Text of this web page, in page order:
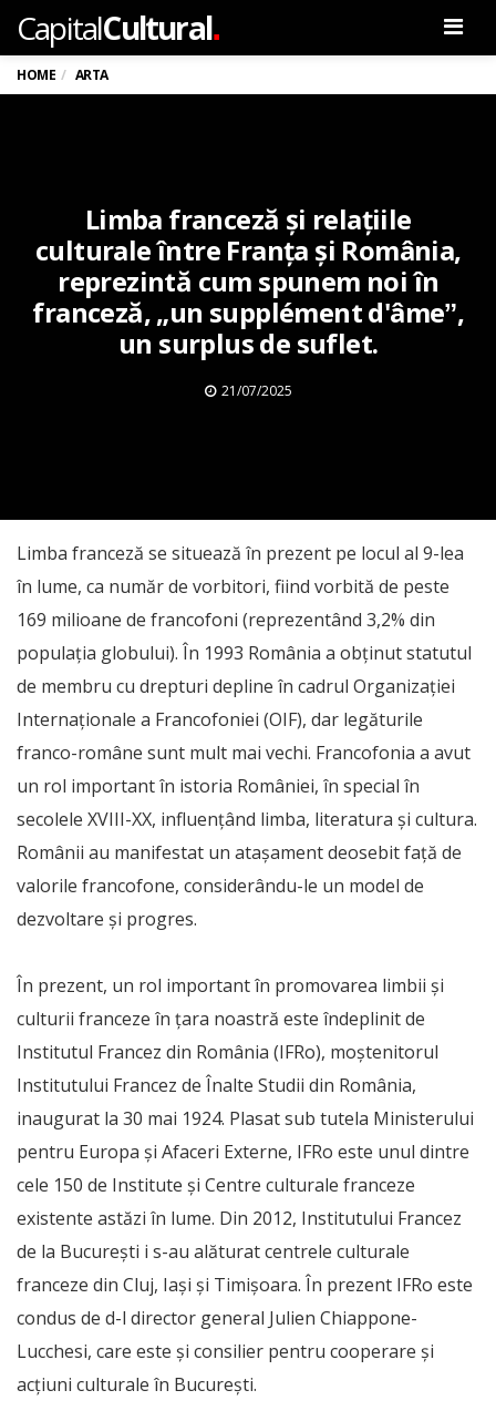
CapitalCultural.
HOME ARTA
Limba franceză și relațiile
culturale între Franța și România,
reprezintă cum spunem noi în
franceză, „un supplément d'âmeˮ,
un surplus de suflet.
21/07/2025
Limba franceză se situează în prezent pe locul al 9-lea
în lume, ca număr de vorbitori, fiind vorbită de peste
169 milioane de francofoni (reprezentând 3,2% din
populația globului). În 1993 România a obţinut statutul
de membru cu drepturi depline în cadrul Organizației
Internaționale a Francofoniei (OIF), dar legăturile
franco-române sunt mult mai vechi. Francofonia a avut
un rol important în istoria României, în special în
secolele XVIII-XX, influențând limba, literatura și cultura.
Românii au manifestat un atașament deosebit față de
valorile francofone, considerându-le un model de
dezvoltare și progres.
În prezent, un rol important în promovarea limbii și
culturii franceze în țara noastră este îndeplinit de
Institutul Francez din România (IFRo), moștenitorul
Institutului Francez de Înalte Studii din România,
inaugurat la 30 mai 1924. Plasat sub tutela Ministerului
pentru Europa și Afaceri Externe, IFRo este unul dintre
cele 150 de Institute şi Centre culturale franceze
existente astăzi în lume. Din 2012, Institutului Francez
de la București i s-au alăturat centrele culturale
franceze din Cluj, Iași și Timișoara. În prezent IFRo este
condus de d-l director general Julien Chiappone-
Lucchesi, care este și consilier pentru cooperare și
acțiuni culturale în București.